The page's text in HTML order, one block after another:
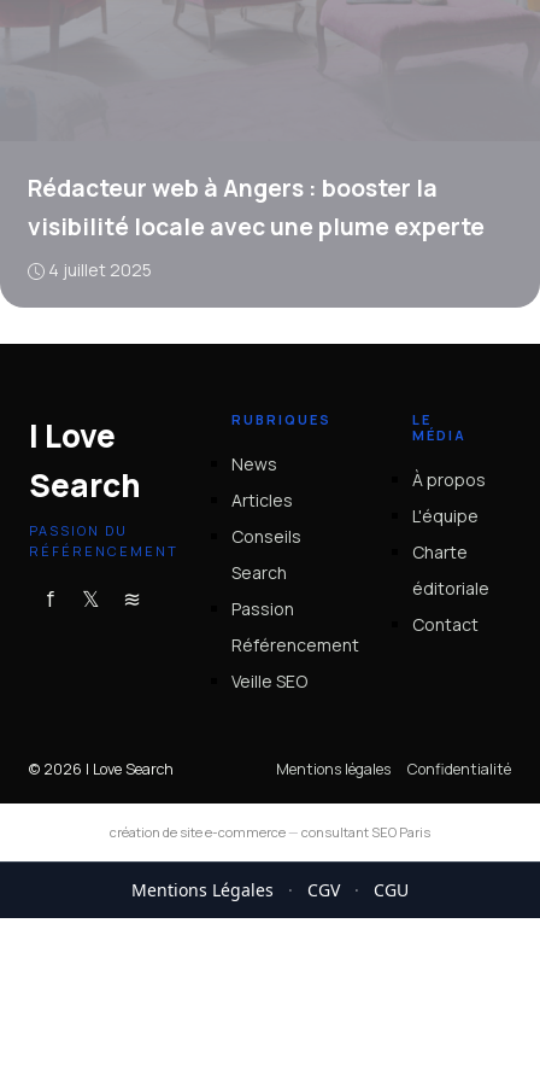
Rédacteur web à Angers : booster la
visibilité locale avec une plume experte
4 juillet 2025
I Love
Search
PASSION DU
RÉFÉRENCEMENT
f 𝕏 ≋
RUBRIQUES
News
Articles
Conseils
Search
Passion
Référencement
Veille SEO
LE
MÉDIA
À propos
L'équipe
Charte
éditoriale
Contact
© 2026 I Love Search Mentions légales Confidentialité
création de site e-commerce — consultant SEO Paris
Mentions Légales · CGV · CGU